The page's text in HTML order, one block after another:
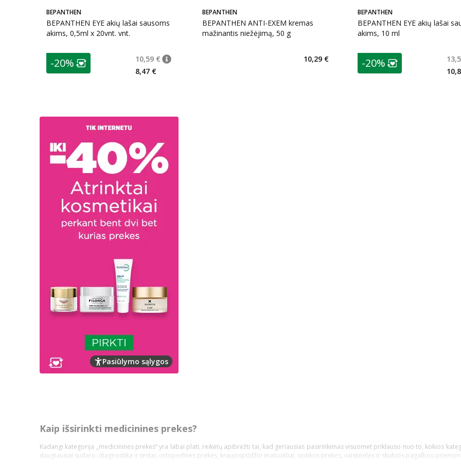
BEPANTHEN
BEPANTHEN EYE akių lašai sausoms
akims, 0,5ml x 20vnt. vnt.
patarimas
Lojalumo klubo narių nuolaida
-20% 10,59 €
patarimas
Įprasta kaina
8,47 €
BEPANTHEN
BEPANTHEN ANTI-EXEM kremas
mažinantis niežėjimą, 50 g
10,29 €
BEPANTHEN
BEPANTHEN EYE akių lašai
akims, 10 ml
patarimas
Lojalumo klubo
-20%
Pasiūlymo sąlygos
Kaip išsirinkti medicinines prekes?
Kadangi kategorija „medicininės prekės“ yra labai plati, reikėtų apibrėžti tai, kad geriausias pasirinkimas visuomet priklauso nuo to, kokios
daugiausiai sudaro: diagnostika ir testai, ortopedinės prekės, kraujospūdžio matuokliai, optikos prekės, vaistinėlės ir skubios pagalbos